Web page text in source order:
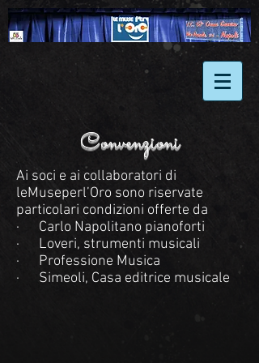
lemuseper
-l'oro
Convenzioni
Ai soci e ai collaboratori di
leMuseperl’Oro sono riservate
particolari condizioni offerte da
· Carlo Napolitano pianoforti
· Loveri, strumenti musicali
· Professione Musica
· Simeoli, Casa editrice musicale